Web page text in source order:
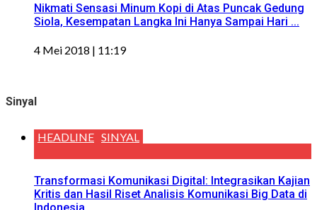
Nikmati Sensasi Minum Kopi di Atas Puncak Gedung
Siola, Kesempatan Langka Ini Hanya Sampai Hari ...
4 Mei 2018 | 11:19
Sinyal
HEADLINE SINYAL
Transformasi Komunikasi Digital: Integrasikan Kajian
Kritis dan Hasil Riset Analisis Komunikasi Big Data di